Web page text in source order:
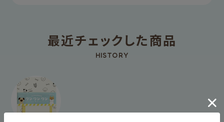
最近チェックした商品
HISTORY